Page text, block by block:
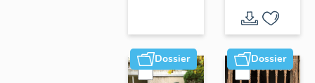
Dossier Dossier